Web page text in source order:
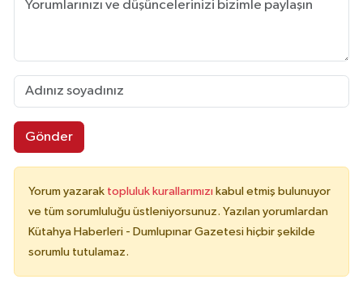
Gönder
Yorum yazarak topluluk kurallarımızı kabul etmiş bulunuyor
ve tüm sorumluluğu üstleniyorsunuz. Yazılan yorumlardan
Kütahya Haberleri - Dumlupınar Gazetesi hiçbir şekilde
sorumlu tutulamaz.